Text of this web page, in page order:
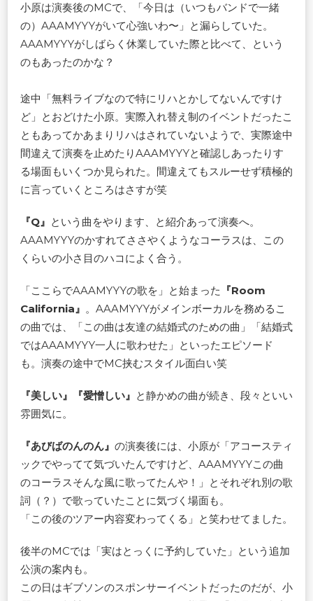
小原は演奏後のMCで、「今日は（いつもバンドで一緒
の）AAAMYYYがいて心強いわ〜」と漏らしていた。
AAAMYYYがしばらく休業していた際と比べて、という
のもあったのかな？
途中「無料ライブなので特にリハとかしてないんですけ
ど」とおどけた小原。実際入れ替え制のイベントだったこ
ともあってかあまりリハはされていないようで、実際途中
間違えて演奏を止めたりAAAMYYYと確認しあったりす
る場面もいくつか見られた。間違えてもスルーせず積極的
に言っていくところはさすが笑
『Q』 という曲をやります、と紹介あって演奏へ。
AAAMYYYのかすれてささやくようなコーラスは、この
くらいの小さ目のハコによく合う。
「ここらでAAAMYYYの歌を」と始まった 『Room
California』 。AAAMYYYがメインボーカルを務めるこ
の曲では、「この曲は友達の結婚式のための曲」「結婚式
ではAAAMYYY一人に歌わせた」といったエピソード
も。演奏の途中でMC挟むスタイル面白い笑
『美しい』『愛憎しい』 と静かめの曲が続き、段々といい
雰囲気に。
『あびばのんのん』 の演奏後には、小原が「アコースティ
ックでやってて気づいたんですけど、AAAMYYYこの曲
のコーラスそんな風に歌ってたんや！」とそれぞれ別の歌
詞（？）で歌っていたことに気づく場面も。
「この後のツアー内容変わってくる」と笑わせてました。
後半のMCでは「実はとっくに予約していた」という追加
公演の案内も。
この日はギブソンのスポンサーイベントだったのだが、小